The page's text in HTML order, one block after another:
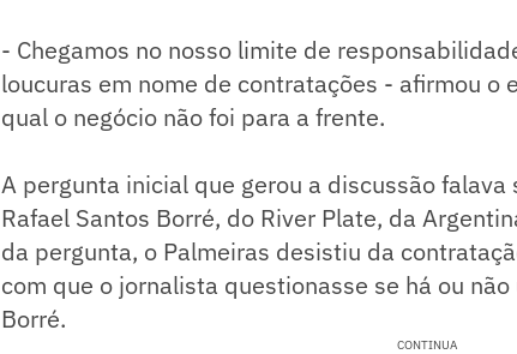
- Chegamos no nosso limite de
loucuras em nome de contratações - afirmou o
qual o negócio não foi para a frente.
A pergunta inicial que gerou a discussão
Rafael Santos Borré, do River Plate, da
da pergunta, o Palmeiras desistiu da
com que o jornalista questionasse se há ou
Borré.
CONTINUA